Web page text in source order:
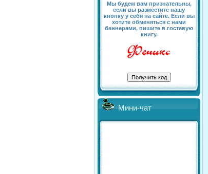
Мы будем вам признательны,
если вы разместите нашу
кнопку у себя на сайте. Если вы
хотите обменяться с нами
баннерами, пишите в гостевую
книгу.
Мини-чат